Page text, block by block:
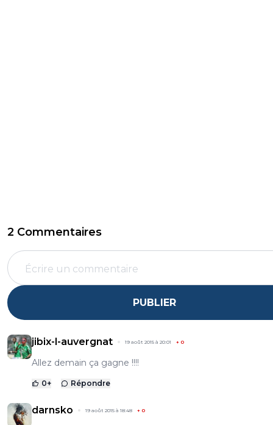
2 Commentaires
PUBLIER
jibix-l-auvergnat 19 août 2015 à 20:01 + 0
Allez demain ça gagne !!!!
0+ Répondre
darnsko 19 août 2015 à 18:48 + 0